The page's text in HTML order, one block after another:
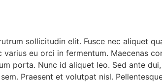
sollicitudin elit. Fusce nec aliquet
eu orci in fermentum. Maecenas
porta. Nunc id aliquet leo. Sed ante
Praesent et volutpat nisl.